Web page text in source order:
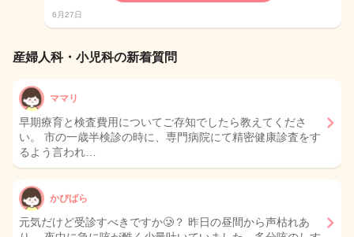
6月27日
産婦人科・小児科の新着質問
ママリ
早期療育と検査費用についてご存知でしたら教えてくださ
い。 市の一歳半検診の時に、専門病院にて精密健康診査をす
るよう言われ…
かぴばら
元気だけど受診すべきですか🥲？ 昨日の昼間から声枯れあ